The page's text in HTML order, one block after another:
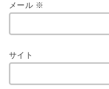
メール ※
サイト